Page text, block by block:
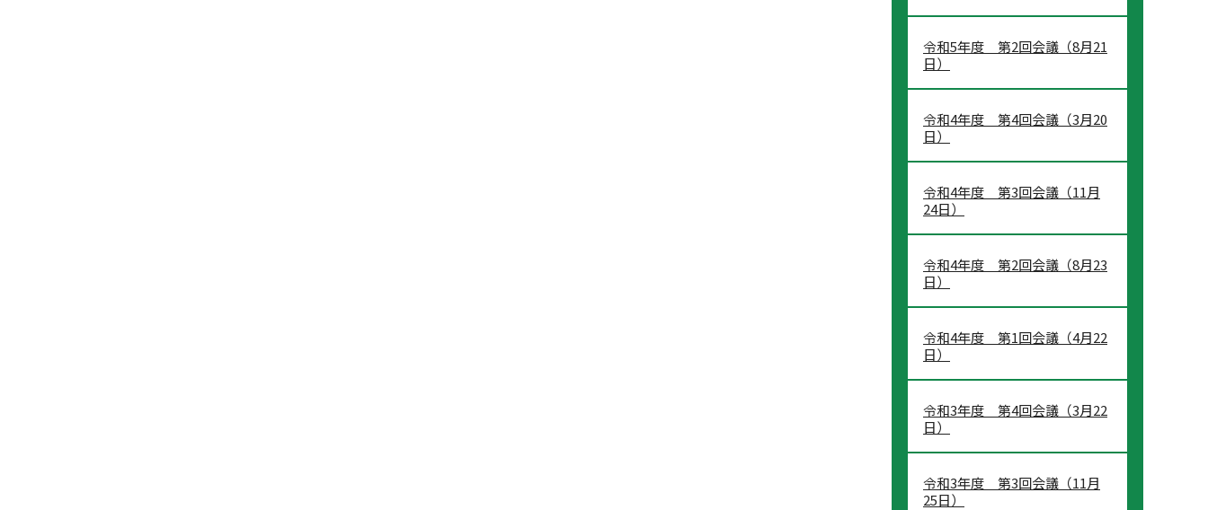
令和5年度 第2回会議（8月21
日）
令和4年度 第4回会議（3月20
日）
令和4年度 第3回会議（11月
24日）
令和4年度 第2回会議（8月23
日）
令和4年度 第1回会議（4月22
日）
令和3年度 第4回会議（3月22
日）
令和3年度 第3回会議（11月
25日）